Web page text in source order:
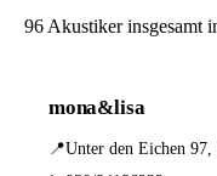
96 Akustiker insgesamt
mona&lisa
📍Unter den Eichen